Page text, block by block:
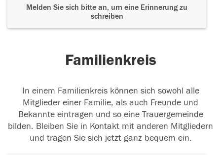
Melden Sie sich bitte an, um eine Erinnerung zu
schreiben
Familienkreis
In einem Familienkreis können sich sowohl alle
Mitglieder einer Familie, als auch Freunde und
Bekannte eintragen und so eine Trauergemeinde
bilden. Bleiben Sie in Kontakt mit anderen Mitgliedern
und tragen Sie sich jetzt ganz bequem ein.